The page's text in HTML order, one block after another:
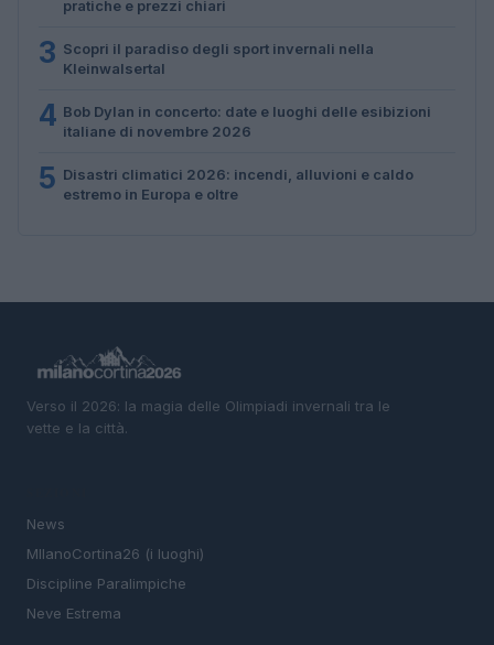
pratiche e prezzi chiari
3 Scopri il paradiso degli sport invernali nella
Kleinwalsertal
4 Bob Dylan in concerto: date e luoghi delle esibizioni
italiane di novembre 2026
5 Disastri climatici 2026: incendi, alluvioni e caldo
estremo in Europa e oltre
Verso il 2026: la magia delle Olimpiadi invernali tra le
vette e la città.
News
MIlanoCortina26 (i luoghi)
Discipline Paralimpiche
Neve Estrema